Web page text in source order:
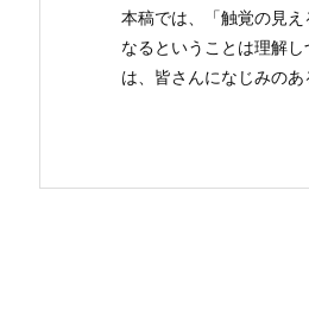
本稿では、「触覚の見
なるということは理解
は、皆さんになじみのあ